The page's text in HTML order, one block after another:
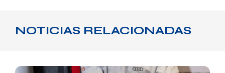
NOTICIAS RELACIONADAS